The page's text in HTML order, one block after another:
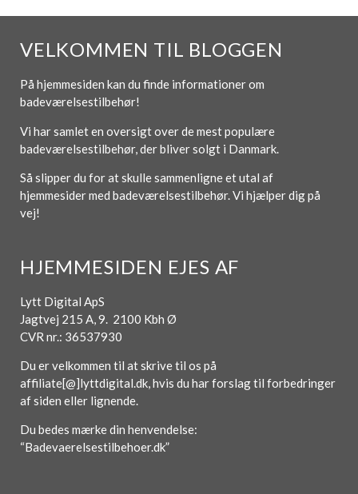
VELKOMMEN TIL BLOGGEN
På hjemmesiden kan du finde informationer om
badeværelsestilbehør!
Vi har samlet en oversigt over de mest populære
badeværelsestilbehør, der bliver solgt i Danmark.
Så slipper du for at skulle sammenligne et utal af
hjemmesider med badeværelsestilbehør. Vi hjælper dig på
vej!
HJEMMESIDEN EJES AF
Lytt Digital ApS
Jagtvej 215 A, 9. 2100 Kbh Ø
CVR nr.: 36537930
Du er velkommen til at skrive til os på
affiliate[@]lyttdigital.dk, hvis du har forslag til forbedringer
af siden eller lignende.
Du bedes mærke din henvendelse:
“Badevaerelsestilbehoer.dk”